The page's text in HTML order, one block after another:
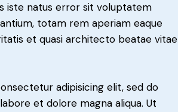
iste natus error sit voluptatem
totam rem aperiam eaque
et quasi architecto beatae vitae
adipisicing elit, sed do
et dolore magna aliqua. Ut